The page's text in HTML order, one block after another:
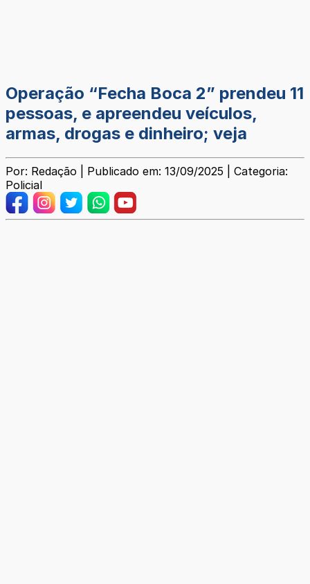
Operação “Fecha Boca 2” prendeu 11
pessoas, e apreendeu veículos,
armas, drogas e dinheiro; veja
Por: Redação | Publicado em: 13/09/2025 | Categoria:
Policial